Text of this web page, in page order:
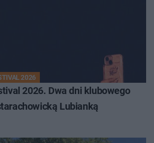
2026
2026. Dwa dni klubowego
Lubianką